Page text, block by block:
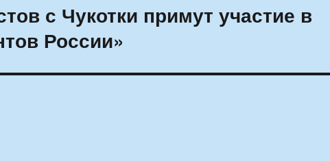
с Чукотки примут участие в
России»